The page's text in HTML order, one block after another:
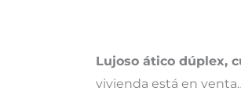
Lujoso ático dúplex,
vivienda está en